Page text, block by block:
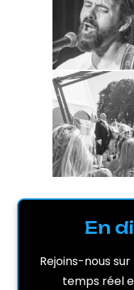
En
Rejoins-nous
temps réel